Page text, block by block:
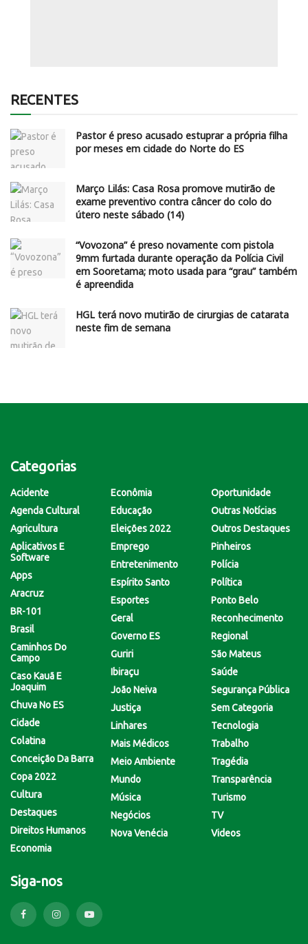
RECENTES
Pastor é preso acusado estuprar a própria filha
por meses em cidade do Norte do ES
Março Lilás: Casa Rosa promove mutirão de
exame preventivo contra câncer do colo do
útero neste sábado (14)
“Vovozona” é preso novamente com pistola
9mm furtada durante operação da Polícia Civil
em Sooretama; moto usada para “grau” também
é apreendida
HGL terá novo mutirão de cirurgias de catarata
neste fim de semana
Categorias
Acidente
Agenda Cultural
Agricultura
Aplicativos E
Software
Apps
Aracruz
BR-101
Brasil
Caminhos Do
Campo
Caso Kauã E
Joaquim
Chuva No ES
Cidade
Colatina
Conceição Da Barra
Copa 2022
Cultura
Destaques
Direitos Humanos
Economia
Econômia
Educação
Eleições 2022
Emprego
Entretenimento
Espírito Santo
Esportes
Geral
Governo ES
Guriri
Ibiraçu
João Neiva
Justiça
Linhares
Mais Médicos
Meio Ambiente
Mundo
Música
Negócios
Nova Venécia
Oportunidade
Outras Notícias
Outros Destaques
Pinheiros
Polícia
Política
Ponto Belo
Reconhecimento
Regional
São Mateus
Saúde
Segurança Pública
Sem Categoria
Tecnologia
Trabalho
Tragédia
Transparência
Turismo
TV
Videos
Siga-nos